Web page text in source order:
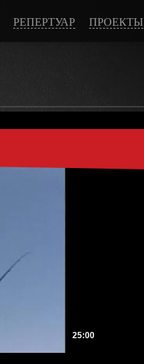
РЕПЕРТУАР ПРОЕКТЫ
25:00